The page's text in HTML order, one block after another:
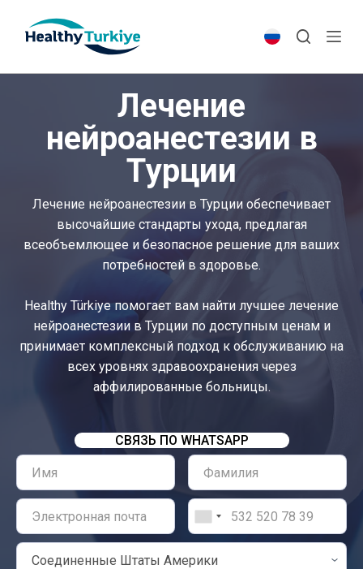
p
Лечение
нейроанестезии в
Турции
Лечение нейроанестезии в Турции обеспечивает
высочайшие стандарты ухода, предлагая
всеобъемлющее и безопасное решение для ваших
потребностей в здоровье.
Healthy Türkiye помогает вам найти лучшее лечение
нейроанестезии в Турции по доступным ценам и
принимает комплексный подход к обслуживанию на
всех уровнях здравоохранения через
аффилированные больницы.
СВЯЗЬ ПО WHATSAPP